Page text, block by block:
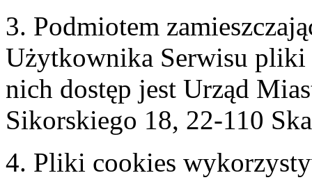
3. Podmiotem
Użytkownika Serwisu pliki
nich dostęp jest Urząd
Sikorskiego 18, 22-110
4. Pliki cookies